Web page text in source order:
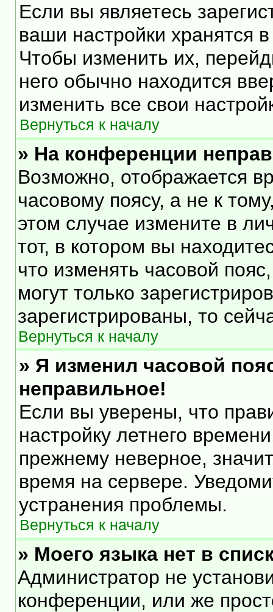
Если вы являетесь
ваши настройки хранятся
Чтобы изменить их,
него обычно находится
изменить все свои
Вернуться к началу
» На конференции
Возможно, отображается
часовому поясу, а не к
этом случае измените в
тот, в котором вы
что изменять часовой
могут только
зарегистрированы, то
Вернуться к началу
» Я изменил часовой
неправильное!
Если вы уверены, что
настройку летнего
прежнему неверное,
время на сервере.
устранения проблемы.
Вернуться к началу
» Моего языка нет в
Администратор не
конференции, или же